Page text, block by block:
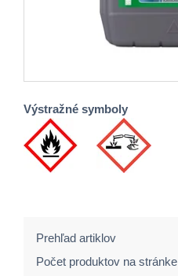
Výstražné symboly
Prehľad artiklov
Počet produktov na stránke